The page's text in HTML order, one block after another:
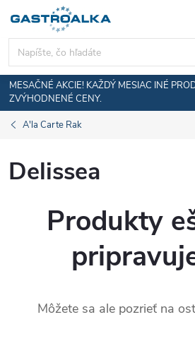
obsah
MESAČNÉ AKCIE! KAŽDÝ MESIAC INÉ
ZVÝHODNENÉ CENY.
A'la Carte Rak
Delissea
Produkty
Môžete sa ale pozrieť na